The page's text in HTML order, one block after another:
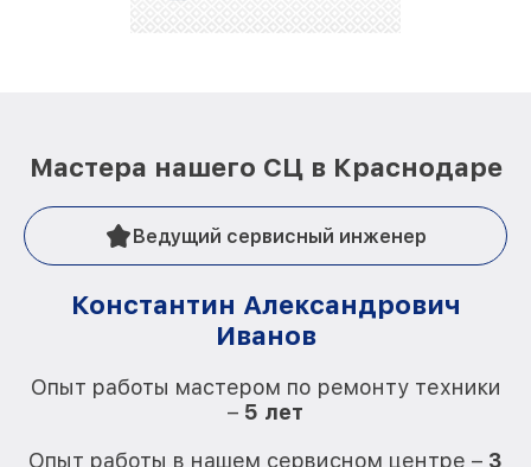
Мастера нашего СЦ в Краснодаре
Ведущий сервисный инженер
Константин Александрович
Иванов
Опыт работы мастером по ремонту техники
– 5 лет
Опыт работы в нашем сервисном центре – 3